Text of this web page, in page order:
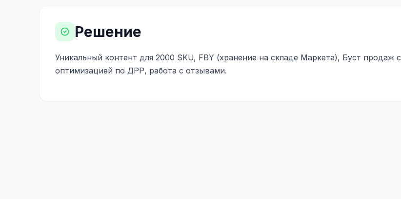
Решение
Уникальный контент для 2000 SKU, FBY (хранение на складе Маркета), Буст продаж с
оптимизацией по ДРР, работа с отзывами.